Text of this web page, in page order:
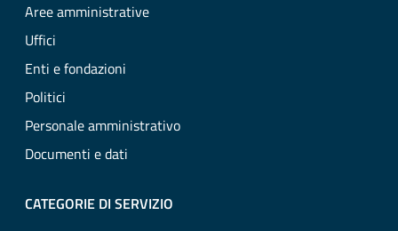
Aree amministrative
Uffici
Enti e fondazioni
Politici
Personale amministrativo
Documenti e dati
CATEGORIE DI SERVIZIO